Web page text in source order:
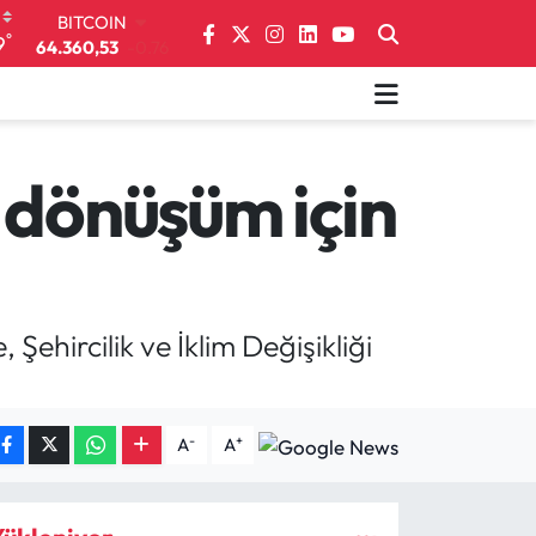
°
DOLAR
47,7069
6574.81 1.44
BİST100
için
Şehircilik ve İklim Değişikliği
A- A+